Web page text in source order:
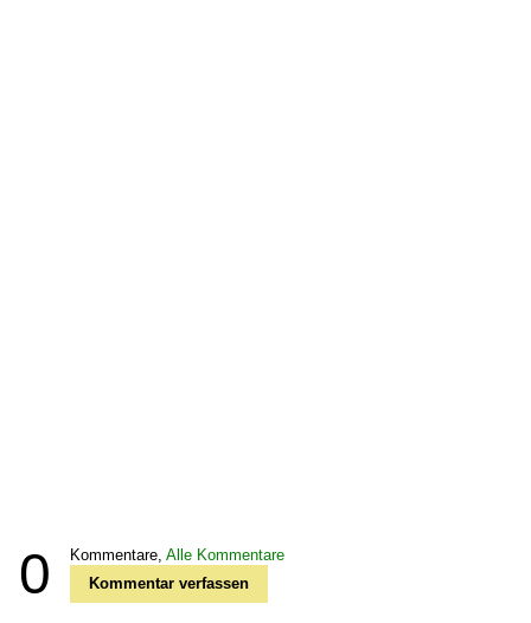
0 Kommentare, Alle Kommentare
Kommentar verfassen